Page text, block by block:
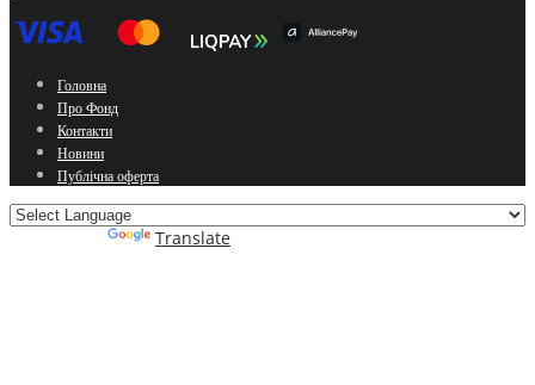
Головна
Про Фонд
Контакти
Новини
Публічна оферта
Translate